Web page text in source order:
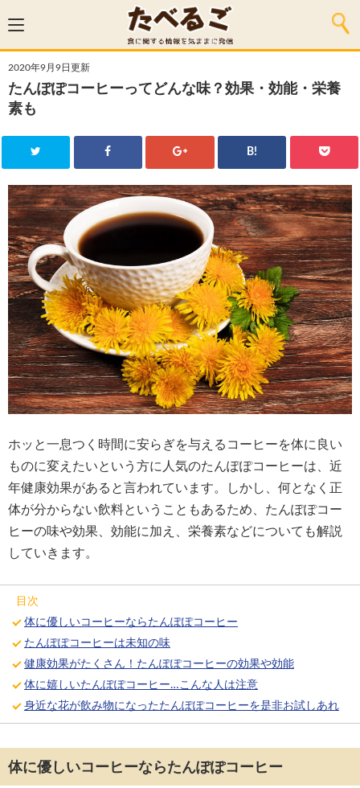
2020年9月9日更新
たんぽぽコーヒーってどんな味？効果・効能・栄養
素も
B!
ホッと一息つく時間に安らぎを与えるコーヒーを体に良い
ものに変えたいという方に人気のたんぽぽコーヒーは、近
年健康効果があると言われています。しかし、何となく正
体が分からない飲料ということもあるため、たんぽぽコー
ヒーの味や効果、効能に加え、栄養素などについても解説
していきます。
目次
体に優しいコーヒーならたんぽぽコーヒー
たんぽぽコーヒーは未知の味
健康効果がたくさん！たんぽぽコーヒーの効果や効能
体に嬉しいたんぽぽコーヒー…こんな人は注意
身近な花が飲み物になったたんぽぽコーヒーを是非お試しあれ
体に優しいコーヒーならたんぽぽコーヒー